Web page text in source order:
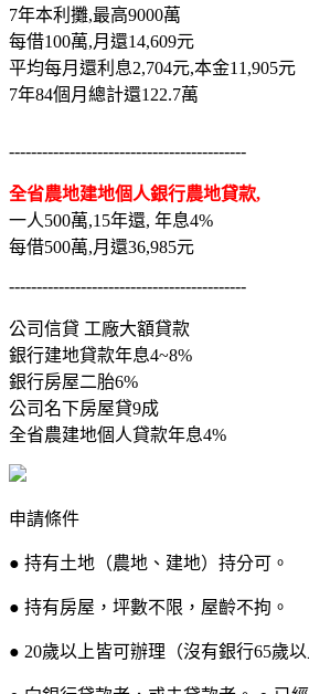
7年本利攤,最高9000萬
每借100萬,月還14,609元
平均每月還利息2,704元,本金11,905元
7年84個月總計還122.7萬
-------------------------------------------
全省農地建地個人銀行農地貸款,
一人500萬,15年還, 年息4%
每借500萬,月還36,985元
-------------------------------------------
公司信貸 工廠大額貸款
銀行建地貸款年息4~8%
銀行房屋二胎6%
公司名下房屋貸9成
全省農建地個人貸款年息4%
申請條件
● 持有土地（農地、建地）持分可。
● 持有房屋，坪數不限，屋齡不拘。
● 20歲以上皆可辦理（沒有銀行65歲